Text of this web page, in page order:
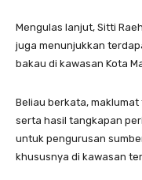
Mengulas lanjut, Sitti
juga menunjukkan
bakau di kawasan Kota
Beliau berkata,
serta hasil tangkapan
untuk pengurusan
khususnya di kawasan